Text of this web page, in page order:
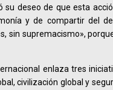
su deseo de que esta
y de compartir del
sin supremacismo»,
enlaza tres
civilización global y